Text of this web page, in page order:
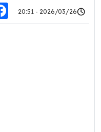
2026/03/26 - 20:51